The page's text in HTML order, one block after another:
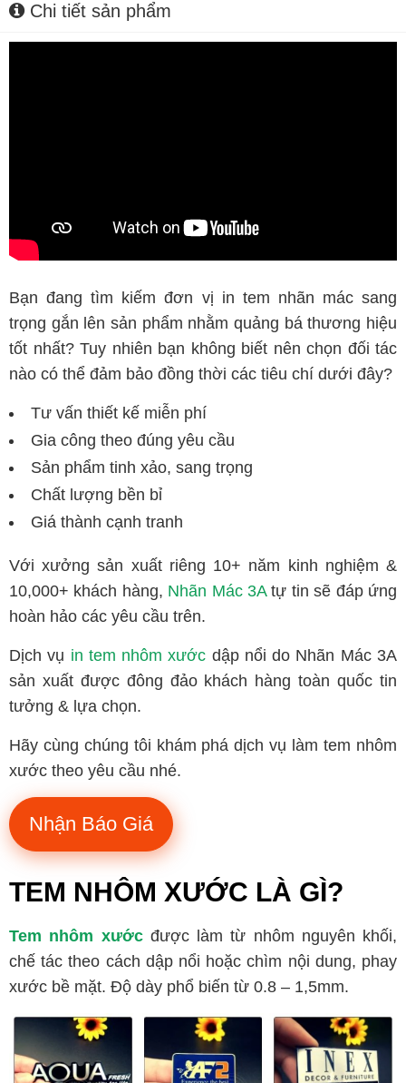
Chi tiết sản phẩm
Bạn đang tìm kiếm đơn vị in tem nhãn mác sang
trọng gắn lên sản phẩm nhằm quảng bá thương hiệu
tốt nhất? Tuy nhiên bạn không biết nên chọn đối tác
nào có thể đảm bảo đồng thời các tiêu chí dưới đây?
Tư vấn thiết kế miễn phí
Gia công theo đúng yêu cầu
Sản phẩm tinh xảo, sang trọng
Chất lượng bền bỉ
Giá thành cạnh tranh
Với xưởng sản xuất riêng 10+ năm kinh nghiệm &
10,000+ khách hàng, Nhãn Mác 3Atự tin sẽ đáp ứng
hoàn hảo các yêu cầu trên.
Dịch vụ in tem nhôm xước dập nổi do Nhãn Mác 3A
sản xuất được đông đảo khách hàng toàn quốc tin
tưởng & lựa chọn.
Hãy cùng chúng tôi khám phá dịch vụ làm tem nhôm
xước theo yêu cầu nhé.
Nhận Báo Giá
TEM NHÔM XƯỚC LÀ GÌ?
Tem nhôm xướcđược làm từ nhôm nguyên khối,
chế tác theo cách dập nổi hoặc chìm nội dung, phay
xước bề mặt. Độ dày phổ biến từ 0.8 – 1,5mm.